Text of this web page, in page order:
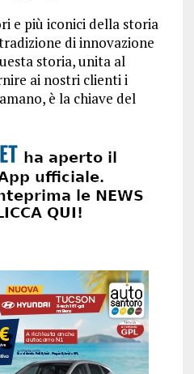
e più iconici della storia
di innovazione
storia, unita al
ai nostri clienti i
è la chiave del